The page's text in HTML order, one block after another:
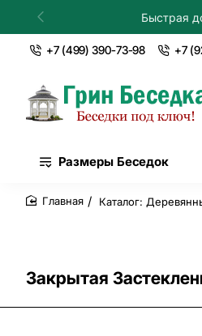
+7 (499) 390-73-98 +7
Размеры Беседок
Закрытая
Каталог: